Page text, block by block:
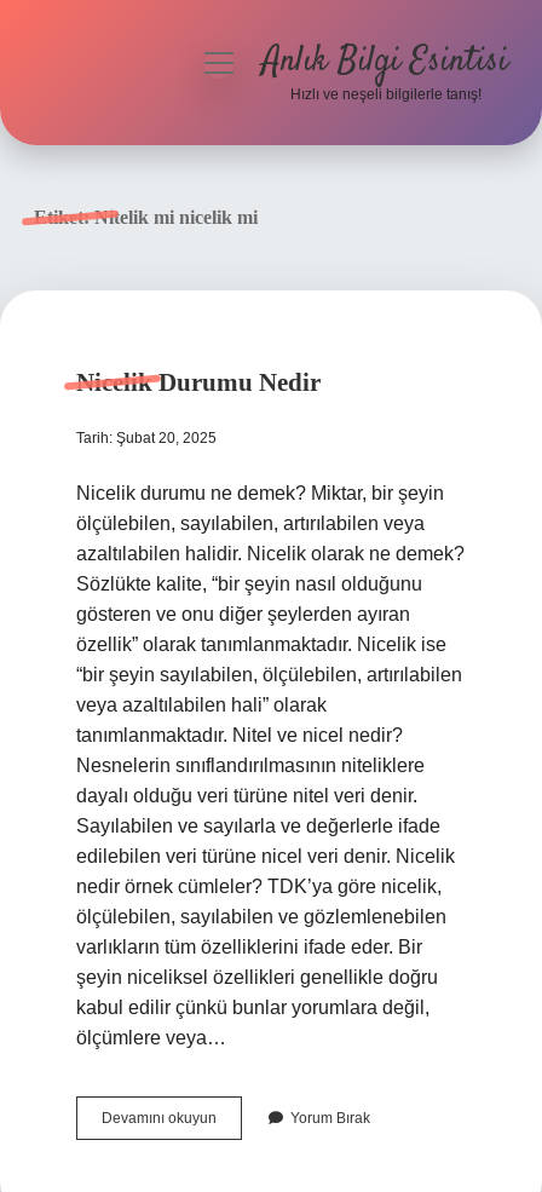
menüyüAnlık Bilgi Esintisi
Hızlı ve neşeli bilgilerle tanış!
Etiket:Nitelik mi nicelik mi
Nicelik Durumu Nedir
Tarih: Şubat 20, 2025
Nicelik durumu ne demek? Miktar, bir şeyin
ölçülebilen, sayılabilen, artırılabilen veya
azaltılabilen halidir. Nicelik olarak ne demek?
Sözlükte kalite, “bir şeyin nasıl olduğunu
gösteren ve onu diğer şeylerden ayıran
özellik” olarak tanımlanmaktadır. Nicelik ise
“bir şeyin sayılabilen, ölçülebilen, artırılabilen
veya azaltılabilen hali” olarak
tanımlanmaktadır. Nitel ve nicel nedir?
Nesnelerin sınıflandırılmasının niteliklere
dayalı olduğu veri türüne nitel veri denir.
Sayılabilen ve sayılarla ve değerlerle ifade
edilebilen veri türüne nicel veri denir. Nicelik
nedir örnek cümleler? TDK’ya göre nicelik,
ölçülebilen, sayılabilen ve gözlemlenebilen
varlıkların tüm özelliklerini ifade eder. Bir
şeyin niceliksel özellikleri genellikle doğru
kabul edilir çünkü bunlar yorumlara değil,
ölçümlere veya…
Devamını okuyun
Durumu
Yorum Bırak